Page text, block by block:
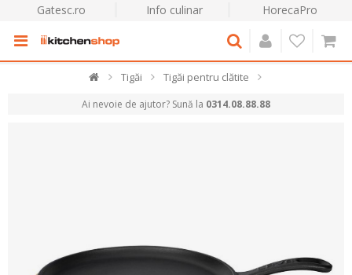
Gatesc.ro Info culinar HorecaPro
Tigăi Tigăi pentru clătite
Ai nevoie de ajutor? Sună la 0314.08.88.88